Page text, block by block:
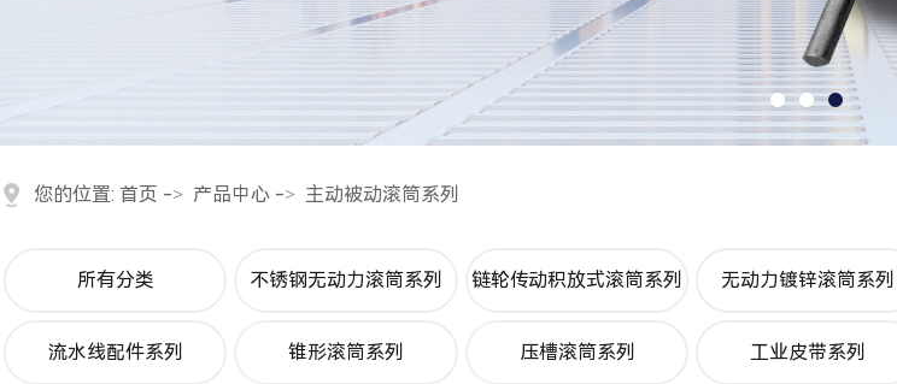
您的位置: 首页 -> 产品中心 -> 主动被动滚筒系列
所有分类 不锈钢无动力滚筒系列 链轮传动积放式滚筒系列 无动力镀锌滚筒系列
流水线配件系列 锥形滚筒系列 压槽滚筒系列 工业皮带系列